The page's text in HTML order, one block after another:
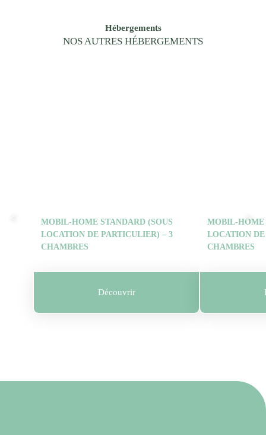
Hébergements
NOS AUTRES HÉBERGEMENTS
MOBIL-HOME STANDARD (SOUS
LOCATION DE PARTICULIER) – 3
CHAMBRES
Découvrir
MOBIL-HOME
LOCATION
CHAMBRES